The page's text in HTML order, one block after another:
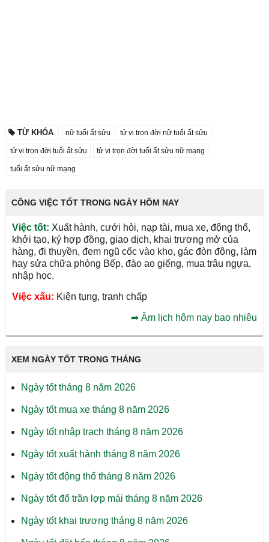
TỪ KHÓA nữ tuổi ất sửu tử vi trọn đời nữ tuổi ất sửu
tử vi trọn đời tuổi ất sửu tử vi trọn đời tuổi ất sửu nữ mạng
tuổi ất sửu nữ mạng
CÔNG VIỆC TỐT TRONG NGÀY HÔM NAY
Việc tốt: Xuất hành, cưới hỏi, nạp tài, mua xe, động thổ,
khởi tạo, ký hợp đồng, giao dịch, khai trương mở của
hàng, đi thuyền, đem ngũ cốc vào kho, gác đòn đông, làm
hay sửa chữa phòng Bếp, đào ao giếng, mua trâu ngựa,
nhập học.
Việc xấu: Kiện tụng, tranh chấp
➦Âm lịch hôm nay bao nhiêu
XEM NGÀY TỐT TRONG THÁNG
Ngày tốt tháng 8 năm 2026
Ngày tốt mua xe tháng 8 năm 2026
Ngày tốt nhập trạch tháng 8 năm 2026
Ngày tốt xuất hành tháng 8 năm 2026
Ngày tốt động thổ tháng 8 năm 2026
Ngày tốt đổ trần lợp mái tháng 8 năm 2026
Ngày tốt khai trương tháng 8 năm 2026